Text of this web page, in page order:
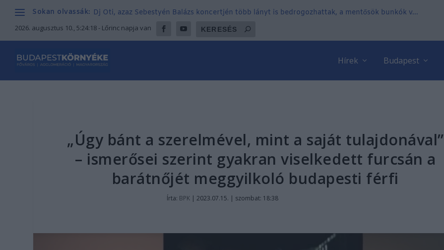
Sokan olvassák: Dj Oti, azaz Sebestyén Balázs koncertjén több lányt is bedrogozhattak, a mentősök bunkók v...
2026. augusztus 10., 5:24:19 - Lőrinc napja van
Hírek Budapest
„Úgy bánt a szerelmével, mint a saját tulajdonával”
– ismerősei szerint gyakran viselkedett furcsán a
barátnőjét meggyilkoló budapesti férfi
Írta: BPK| 2023.07.15. | szombat: 18:38